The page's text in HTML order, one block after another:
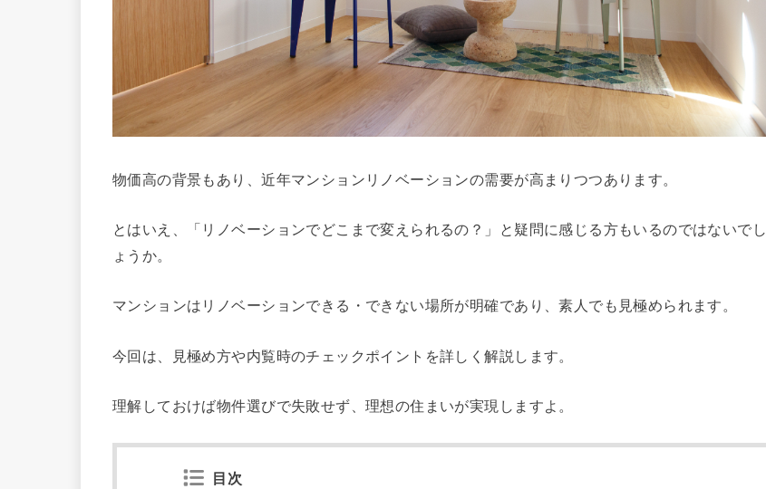
物価高の背景もあり、近年マンションリノベーションの需要が高まりつつあります。
とはいえ、「リノベーションでどこまで変えられるの？」と疑問に感じる方もいるのではないでし
ょうか。
マンションはリノベーションできる・できない場所が明確であり、素人でも見極められます。
今回は、見極め方や内覧時のチェックポイントを詳しく解説します。
理解しておけば物件選びで失敗せず、理想の住まいが実現しますよ。
目次